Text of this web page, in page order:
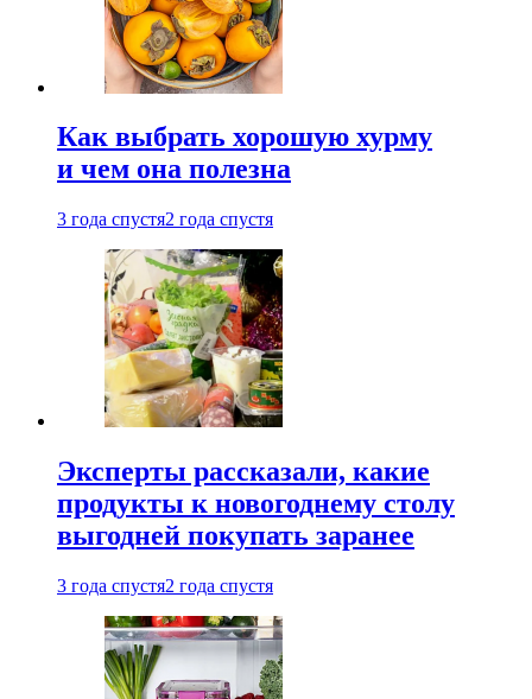
Как выбрать хорошую хурму
и чем она полезна
3 года спустя2 года спустя
Эксперты рассказали, какие
продукты к новогоднему столу
выгодней покупать заранее
3 года спустя2 года спустя